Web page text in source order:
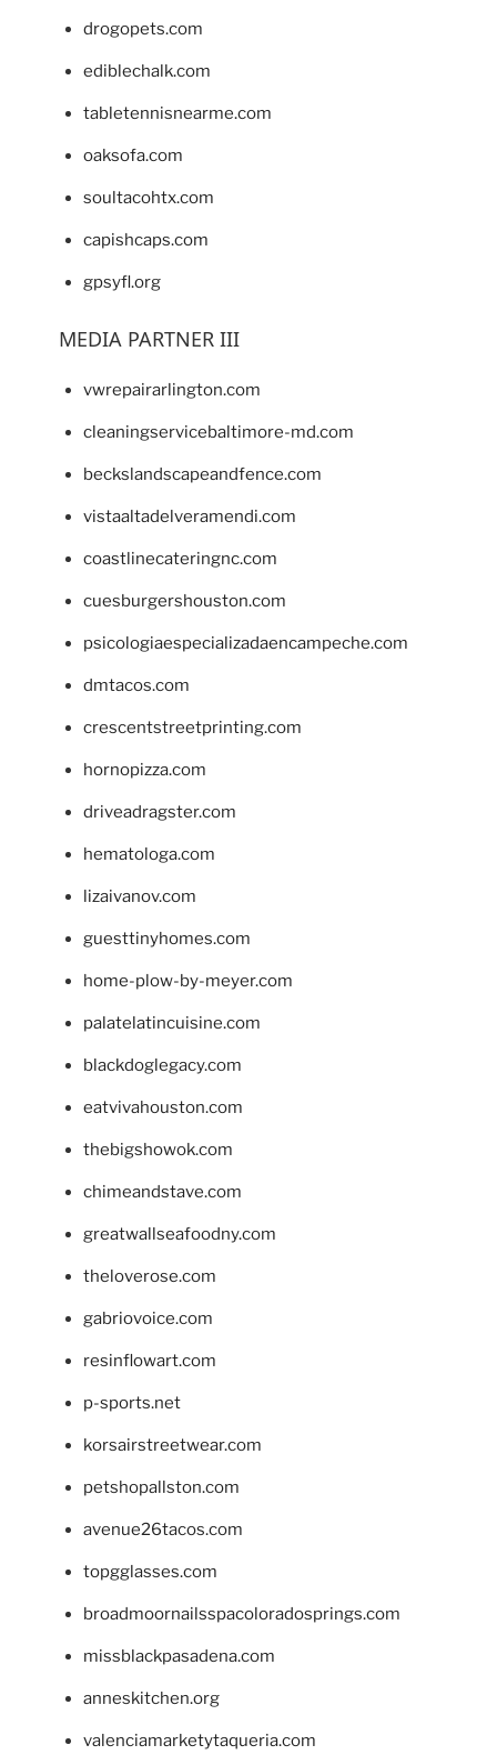
drogopets.com
ediblechalk.com
tabletennisnearme.com
oaksofa.com
soultacohtx.com
capishcaps.com
gpsyfl.org
MEDIA PARTNER III
vwrepairarlington.com
cleaningservicebaltimore-md.com
beckslandscapeandfence.com
vistaaltadelveramendi.com
coastlinecateringnc.com
cuesburgershouston.com
psicologiaespecializadaencampeche.com
dmtacos.com
crescentstreetprinting.com
hornopizza.com
driveadragster.com
hematologa.com
lizaivanov.com
guesttinyhomes.com
home-plow-by-meyer.com
palatelatincuisine.com
blackdoglegacy.com
eatvivahouston.com
thebigshowok.com
chimeandstave.com
greatwallseafoodny.com
theloverose.com
gabriovoice.com
resinflowart.com
p-sports.net
korsairstreetwear.com
petshopallston.com
avenue26tacos.com
topgglasses.com
broadmoornailsspacoloradosprings.com
missblackpasadena.com
anneskitchen.org
valenciamarketytaqueria.com